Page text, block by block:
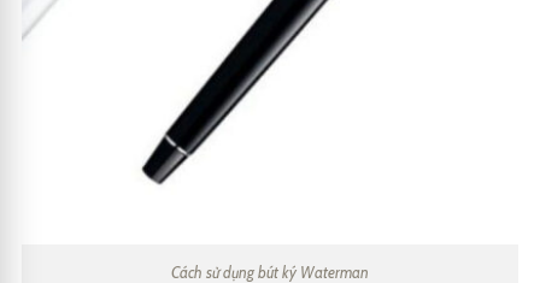
Cách sử dụng bút ký Waterman